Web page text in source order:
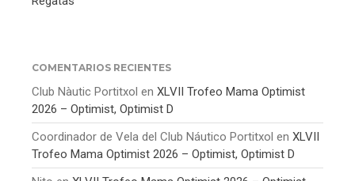
COMENTARIOS RECIENTES
Club Nàutic Portitxol en XLVII Trofeo Mama Optimist
2026 – Optimist, Optimist D
Coordinador de Vela del Club Náutico Portitxol en XLVII
Trofeo Mama Optimist 2026 – Optimist, Optimist D